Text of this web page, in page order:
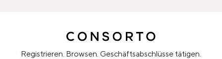
Registrieren. Browsen. Geschäftsabschlüsse tätigen.